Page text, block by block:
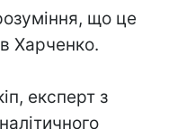
що це
Харченко.
експерт з